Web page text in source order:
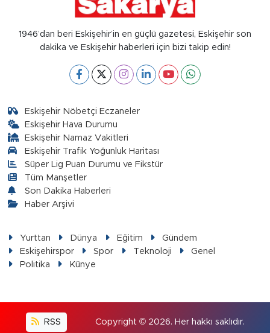
1946’dan beri Eskişehir’in en güçlü gazetesi, Eskişehir son
dakika ve Eskişehir haberleri için bizi takip edin!
Eskişehir Nöbetçi Eczaneler
Eskişehir Hava Durumu
Eskişehir Namaz Vakitleri
Eskişehir Trafik Yoğunluk Haritası
Süper Lig Puan Durumu ve Fikstür
Tüm Manşetler
Son Dakika Haberleri
Haber Arşivi
Yurttan Dünya Eğitim
Gündem
Eskişehirspor
Spor Teknoloji
Genel
Politika
Künye
RSS Copyright © 2026. Her hakkı saklıdır.